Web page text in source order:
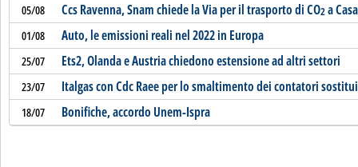
05/08 Ccs Ravenna, Snam chiede la Via per il trasporto di CO2a
01/08 Auto, le emissioni reali nel 2022 in Europa
25/07 Ets2, Olanda e Austria chiedono estensione ad altri settori
23/07 Italgas con Cdc Raee per lo smaltimento dei contatori
18/07 Bonifiche, accordo Unem-Ispra